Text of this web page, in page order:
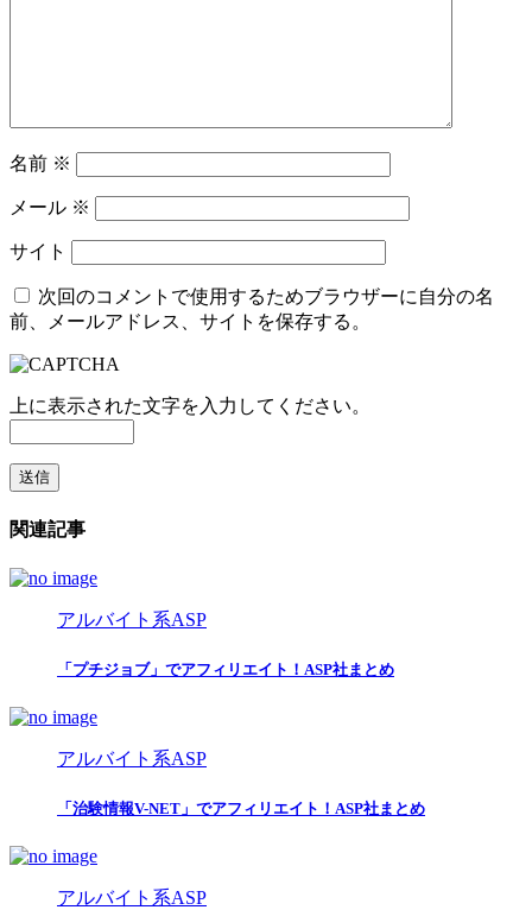
名前 ※
メール ※
サイト
次回のコメントで使用するためブラウザーに自分の名
前、メールアドレス、サイトを保存する。
上に表示された文字を入力してください。
関連記事
アルバイト系ASP
「プチジョブ」でアフィリエイト！ASP社まとめ
アルバイト系ASP
「治験情報V-NET」でアフィリエイト！ASP社まとめ
アルバイト系ASP